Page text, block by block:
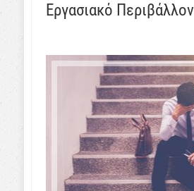
Εργασιακό Περιβάλλον